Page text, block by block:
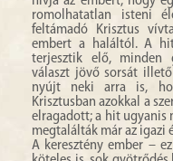
romolhatatlan isteni
feltámadó Krisztus
embert a haláltól. A
terjesztik elő, minden
választ jövő sorsát
nyújt neki arra is,
Krisztusban azokkal a
elragadott; a hit ugyanis
megtalálták már az igazi
A keresztény ember –